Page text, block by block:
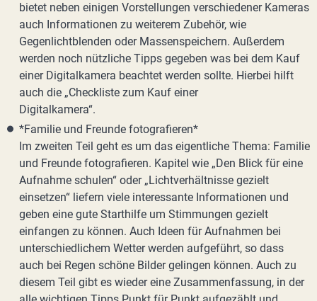
bietet neben einigen Vorstellungen verschiedener Kameras
auch Informationen zu weiterem Zubehör, wie
Gegenlichtblenden oder Massenspeichern. Außerdem
werden noch nützliche Tipps gegeben was bei dem Kauf
einer Digitalkamera beachtet werden sollte. Hierbei hilft
auch die „Checkliste zum Kauf einer
Digitalkamera“.
*Familie und Freunde fotografieren*
Im zweiten Teil geht es um das eigentliche Thema: Familie
und Freunde fotografieren. Kapitel wie „Den Blick für eine
Aufnahme schulen“ oder „Lichtverhältnisse gezielt
einsetzen“ liefern viele interessante Informationen und
geben eine gute Starthilfe um Stimmungen gezielt
einfangen zu können. Auch Ideen für Aufnahmen bei
unterschiedlichem Wetter werden aufgeführt, so dass
auch bei Regen schöne Bilder gelingen können. Auch zu
diesem Teil gibt es wieder eine Zusammenfassung, in der